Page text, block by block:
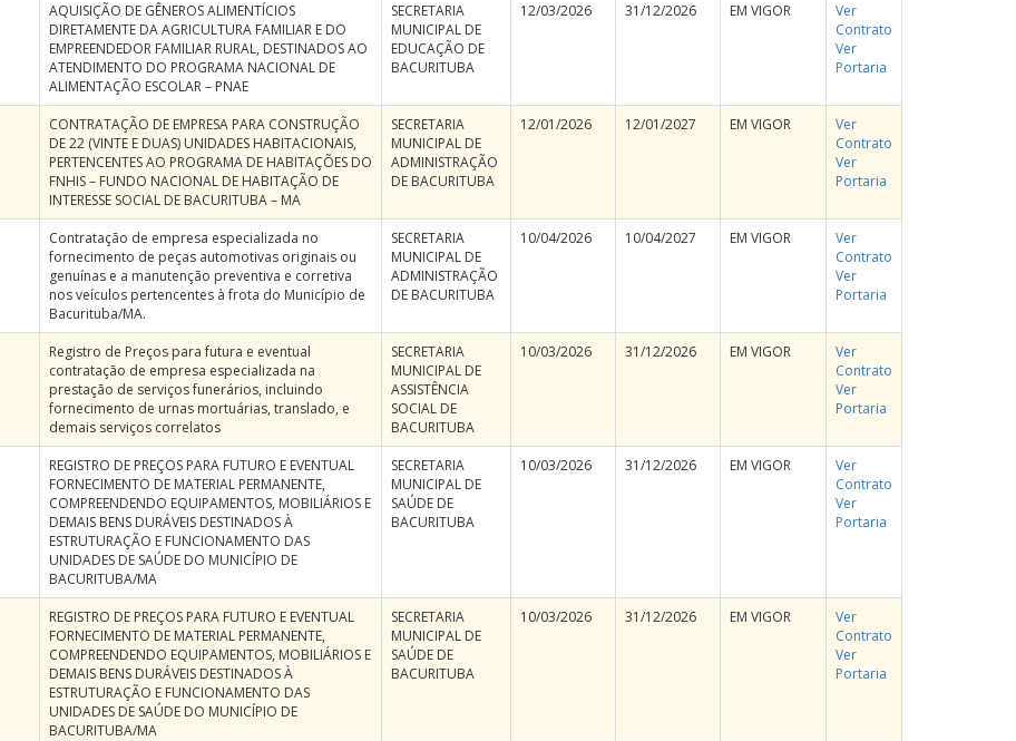
AQUISIÇÃO DE GÊNEROS ALIMENTÍCIOS
DIRETAMENTE DA AGRICULTURA FAMILIAR E DO
EMPREENDEDOR FAMILIAR RURAL, DESTINADOS AO
ATENDIMENTO DO PROGRAMA NACIONAL DE
ALIMENTAÇÃO ESCOLAR – PNAE
SECRETARIA
MUNICIPAL DE
EDUCAÇÃO DE
BACURITUBA
12/03/2026 31/12/2026 EM VIGOR
Ver
Contrato
Ver
Portaria
CONTRATAÇÃO DE EMPRESA PARA CONSTRUÇÃO
DE 22 (VINTE E DUAS) UNIDADES HABITACIONAIS,
PERTENCENTES AO PROGRAMA DE HABITAÇÕES DO
FNHIS – FUNDO NACIONAL DE HABITAÇÃO DE
INTERESSE SOCIAL DE BACURITUBA – MA
SECRETARIA
MUNICIPAL DE
ADMINISTRAÇÃO
DE BACURITUBA
12/01/2026 12/01/2027 EM VIGOR
Ver
Contrato
Ver
Portaria
Contratação de empresa especializada no
fornecimento de peças automotivas originais ou
genuínas e a manutenção preventiva e corretiva
nos veículos pertencentes à frota do Município de
Bacurituba/MA.
SECRETARIA
MUNICIPAL DE
ADMINISTRAÇÃO
DE BACURITUBA
10/04/2026 10/04/2027 EM VIGOR
Ver
Contrato
Ver
Portaria
Registro de Preços para futura e eventual
contratação de empresa especializada na
prestação de serviços funerários, incluindo
fornecimento de urnas mortuárias, translado, e
demais serviços correlatos
SECRETARIA
MUNICIPAL DE
ASSISTÊNCIA
SOCIAL DE
BACURITUBA
10/03/2026 31/12/2026 EM VIGOR
Ver
Contrato
Ver
Portaria
REGISTRO DE PREÇOS PARA FUTURO E EVENTUAL
FORNECIMENTO DE MATERIAL PERMANENTE,
COMPREENDENDO EQUIPAMENTOS, MOBILIÁRIOS E
DEMAIS BENS DURÁVEIS DESTINADOS À
ESTRUTURAÇÃO E FUNCIONAMENTO DAS
UNIDADES DE SAÚDE DO MUNICÍPIO DE
BACURITUBA/MA
SECRETARIA
MUNICIPAL DE
SAÚDE DE
BACURITUBA
10/03/2026 31/12/2026 EM VIGOR
Ver
Contrato
Ver
Portaria
REGISTRO DE PREÇOS PARA FUTURO E EVENTUAL
FORNECIMENTO DE MATERIAL PERMANENTE,
COMPREENDENDO EQUIPAMENTOS, MOBILIÁRIOS E
DEMAIS BENS DURÁVEIS DESTINADOS À
ESTRUTURAÇÃO E FUNCIONAMENTO DAS
UNIDADES DE SAÚDE DO MUNICÍPIO DE
BACURITUBA/MA
SECRETARIA
MUNICIPAL DE
SAÚDE DE
BACURITUBA
10/03/2026 31/12/2026 EM VIGOR
Ver
Contrato
Ver
Portaria